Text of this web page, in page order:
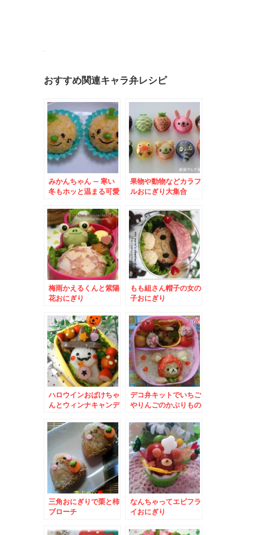
おすすめ関連キャラ弁レシピ
みかんちゃん – 寒い
冬もホッと温まる可愛
果物や動物などカラフ
ルおにぎり大集合
梅雨かえるくんと紫陽
花おにぎり
もも組さん帽子の女の
子おにぎり
ハロウインおばけちゃ
んとウィンナキャンデ
デコ弁キットでいちご
やりんごのかぶりもの
三角おにぎりで栗と柿
ブローチ
なんちゃってエビフラ
イおにぎり